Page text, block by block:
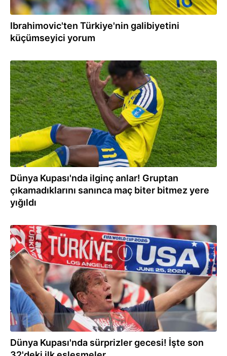
Ibrahimovic'ten Türkiye'nin galibiyetini
küçümseyici yorum
26.06.2026
Dünya Kupası'nda ilginç anlar! Gruptan
çıkamadıklarını sanınca maç biter bitmez yere
yığıldı
26.06.2026
Dünya Kupası'nda sürprizler gecesi! İşte son